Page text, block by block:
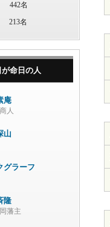
442名
213名
が命日の人
庵
人
山
グラーフ
隆
藩主